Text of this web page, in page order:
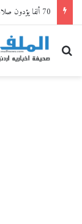
70 ألفا يؤدون صلاة الجمعة في المسجد الأقصى
بحث عن